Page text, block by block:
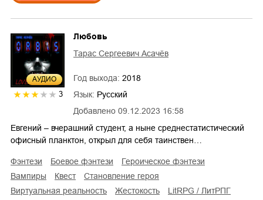
AУДИО
3
Добавлено 09.12.2023 16:58
Любовь
Тарас Сергеевич Асачёв
Год выхода: 2018
Язык: Русский
Евгений – вчерашний студент, а ныне среднестатистический
офисный планктон, открыл для себя таинствен…
фэнтези боевое фэнтези
героическое фэнтези
вампиры
квест
становление героя
виртуальная реальность
жестокость LitRPG / ЛитРПГ